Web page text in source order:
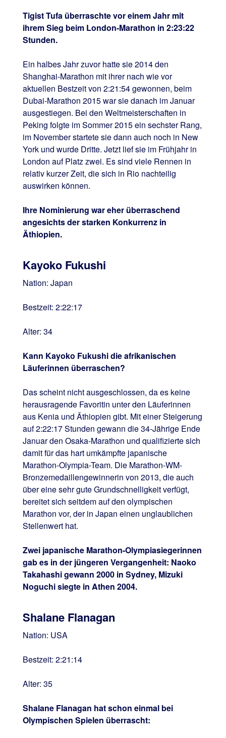
Tigist Tufa überraschte vor einem Jahr mit
ihrem Sieg beim London-Marathon in 2:23:22
Stunden.
Ein halbes Jahr zuvor hatte sie 2014 den
Shanghai-Marathon mit ihrer nach wie vor
aktuellen Bestzeit von 2:21:54 gewonnen, beim
Dubai-Marathon 2015 war sie danach im Januar
ausgestiegen. Bei den Weltmeisterschaften in
Peking folgte im Sommer 2015 ein sechster Rang,
im November startete sie dann auch noch in New
York und wurde Dritte. Jetzt lief sie im Frühjahr in
London auf Platz zwei. Es sind viele Rennen in
relativ kurzer Zeit, die sich in Rio nachteilig
auswirken können.
Ihre Nominierung war eher überraschend
angesichts der starken Konkurrenz in
Äthiopien.
Kayoko Fukushi
Nation: Japan
Bestzeit: 2:22:17
Alter: 34
Kann Kayoko Fukushi die afrikanischen
Läuferinnen überraschen?
Das scheint nicht ausgeschlossen, da es keine
herausragende Favoritin unter den Läuferinnen
aus Kenia und Äthiopien gibt. Mit einer Steigerung
auf 2:22:17 Stunden gewann die 34-Jährige Ende
Januar den Osaka-Marathon und qualifizierte sich
damit für das hart umkämpfte japanische
Marathon-Olympia-Team. Die Marathon-WM-
Bronzemedaillengewinnerin von 2013, die auch
über eine sehr gute Grundschnelligkeit verfügt,
bereitet sich seitdem auf den olympischen
Marathon vor, der in Japan einen unglaublichen
Stellenwert hat.
Zwei japanische Marathon-Olympiasiegerinnen
gab es in der jüngeren Vergangenheit: Naoko
Takahashi gewann 2000 in Sydney, Mizuki
Noguchi siegte in Athen 2004.
Shalane Flanagan
Nation: USA
Bestzeit: 2:21:14
Alter: 35
Shalane Flanagan hat schon einmal bei
Olympischen Spielen überrascht: